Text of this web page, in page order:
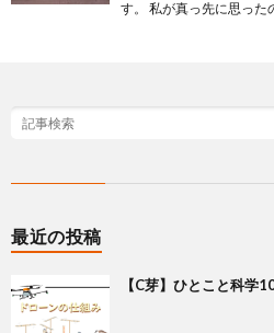
す。 私が真っ先に思っ
最近の投稿
【C芽】ひとこと科学